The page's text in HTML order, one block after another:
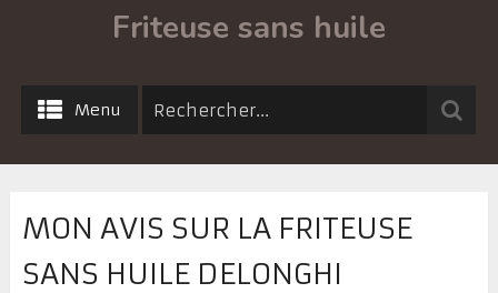
Friteuse sans huile
Menu
MON AVIS SUR LA FRITEUSE
SANS HUILE DELONGHI